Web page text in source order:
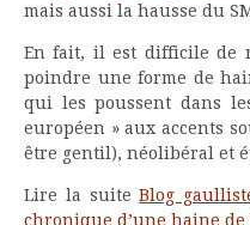
mais aussi la hausse du
En fait, il est difficile de
poindre une forme de
qui les poussent dans
européen » aux accents
être gentil), néolibéral et
Lire la suiteBlog
chronique d’une haine